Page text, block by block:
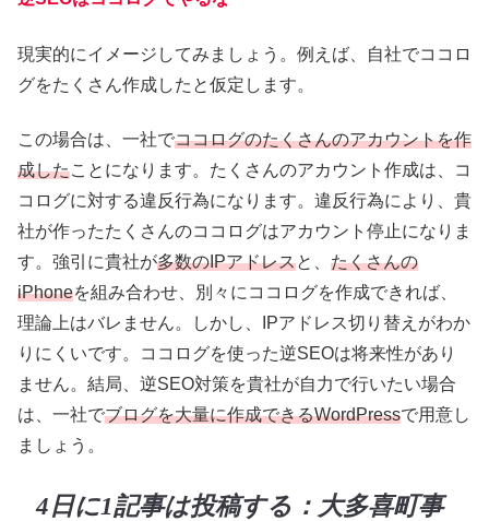
現実的にイメージしてみましょう。例えば、自社でココロ
グをたくさん作成したと仮定します。
この場合は、一社でココログのたくさんのアカウントを作
成したことになります。たくさんのアカウント作成は、コ
コログに対する違反行為になります。違反行為により、貴
社が作ったたくさんのココログはアカウント停止になりま
す。強引に貴社が多数のIPアドレスと、 たくさんの
iPhoneを組み合わせ、別々にココログを作成できれば、
理論上はバレません。しかし、IPアドレス切り替えがわか
りにくいです。ココログを使った逆SEOは将来性があり
ません。結局、逆SEO対策を貴社が自力で行いたい場合
は、一社でブログを大量に作成できるWordPressで用意し
ましょう。
4日に1記事は投稿する：大多喜町事